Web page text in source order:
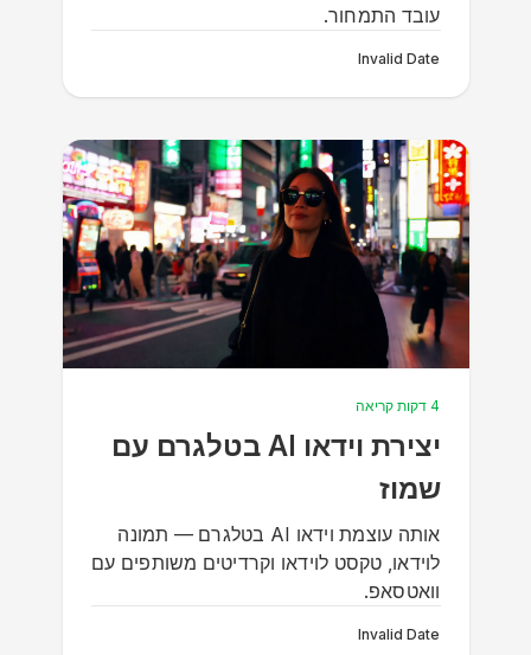
עובד התמחור.
Invalid Date
4 דקות קריאה
יצירת וידאו AI בטלגרם עם
שמוז
אותה עוצמת וידאו AI בטלגרם — תמונה
לוידאו, טקסט לוידאו וקרדיטים משותפים עם
וואטסאפ.
Invalid Date